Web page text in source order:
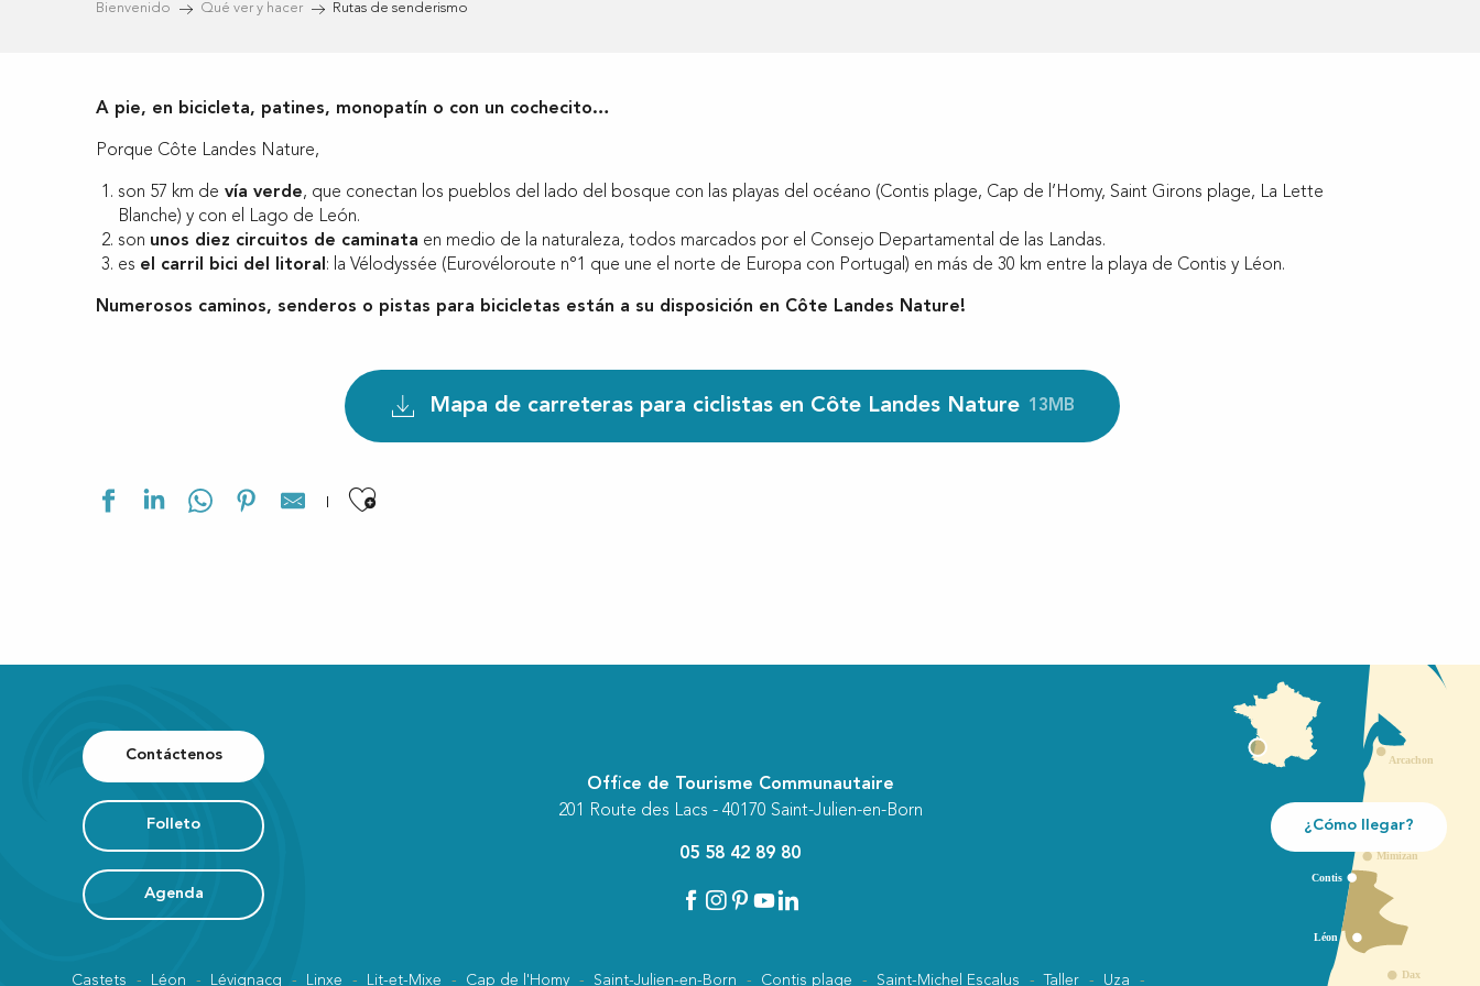
Bienvenido Qué ver y hacer Rutas de senderismo
A pie, en bicicleta, patines, monopatín o con un cochecito…
Porque Côte Landes Nature,
son 57 km de vía verde, que conectan los pueblos del lado del bosque con las playas del océano (Contis plage, Cap de l’Homy, Saint Girons plage, La Lette
Blanche) y con el Lago de León.
son unos diez circuitos de caminata en medio de la naturaleza, todos marcados por el Consejo Departamental de las Landas.
es el carril bici del litoral : la Vélodyssée (Eurovéloroute n°1 que une el norte de Europa con Portugal) en más de 30 km entre la playa de Contis y Léon.
Numerosos caminos, senderos o pistas para bicicletas están a su disposición en Côte Landes Nature!
Mapa de carreteras para ciclistas en Côte Landes Nature 13MB
Ajouter aux favoris
La Vélodyssée - De Léon à Vieux Boucau
La Vélodyssée - De Mimizan Plage à Contis Plage
Piste Cyclable "Lo Camin de Hè"
Piste Cyclable Contis-Plage / Saint-Julien-en-Born
Piste Cyclable bourg de Lit / Cap de l'Homy
Piste Cyclable bourg de Vielle / bourg de St Girons
Piste Cyclable de La Lette Blanche
Piste cyclable du Cap de l'Homy / Piste Cyclable du Vignac
Contáctenos
Folleto
Agenda
Office de Tourisme Communautaire
201 Route des Lacs - 40170 Saint-Julien-en-Born
05 58 42 89 80
¿Cómo llegar?
Castets Léon Lévignacq Linxe Lit-et-Mixe Cap de l'Homy Saint-Julien-en-Born Contis plage Saint-Michel Escalus Taller Uza